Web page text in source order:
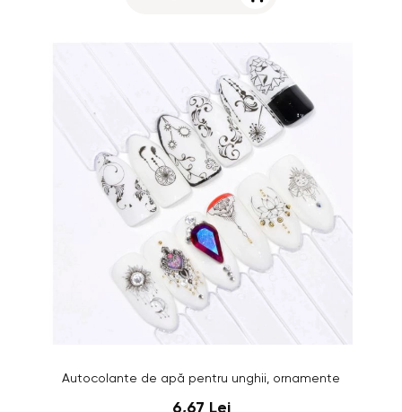
Autocolante de apă pentru unghii, ornamente
6,67 Lei